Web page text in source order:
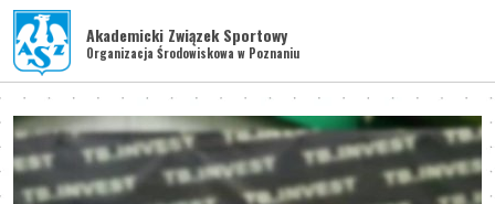
Akademicki Związek Sportowy
Organizacja Środowiskowa w Poznaniu